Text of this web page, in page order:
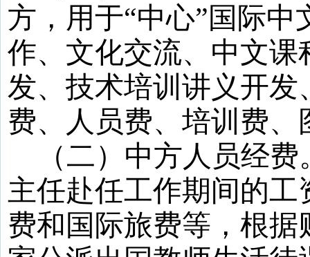
方，用于“中心”国际
作、文化交流、中文
发、技术培训讲义开
费、人员费、培训费、
（二）中方人员经费
主任赴任工作期间的
费和国际旅费等，根